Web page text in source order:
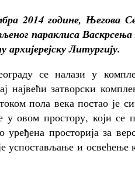
2014 године, Његова
параклиса
Литургију.
се налази у
највећи затворски
пола века постао је
у овом простору, који се
уређена просторија за
успостављање и